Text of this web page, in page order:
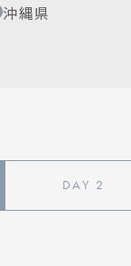
沖縄県
DAY 2